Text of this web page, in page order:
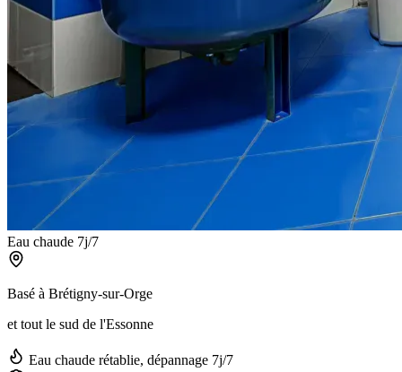
Eau chaude 7j/7
Basé à Brétigny-sur-Orge
et tout le sud de l'Essonne
Eau chaude rétablie, dépannage 7j/7